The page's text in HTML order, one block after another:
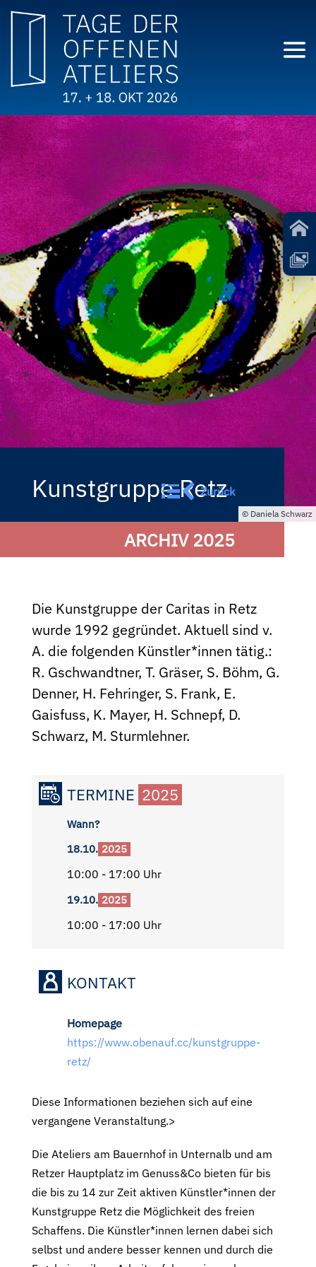
Kunstgruppe Retz
Zurück
ARCHIV 2025
Daniela Schwarz
Die Kunstgruppe der Caritas in Retz
wurde 1992 gegründet. Aktuell sind v.
A. die folgenden Künstler*innen tätig.:
R. Gschwandtner, T. Gräser, S. Böhm, G.
Denner, H. Fehringer, S. Frank, E.
Gaisfuss, K. Mayer, H. Schnepf, D.
Schwarz, M. Sturmlehner.
TERMINE 2025
Wann?
18.10. 2025
10:00 - 17:00 Uhr
19.10. 2025
10:00 - 17:00 Uhr
KONTAKT
Homepage
https://www.obenauf.cc/kunstgruppe-
retz/
Diese Informationen beziehen sich auf eine
vergangene Veranstaltung.>
Die Ateliers am Bauernhof in Unternalb und am
Retzer Hauptplatz im Genuss&Co bieten für bis
die bis zu 14 zur Zeit aktiven Künstler*innen der
Kunstgruppe Retz die Möglichkeit des freien
Schaffens. Die Künstler*innen lernen dabei sich
selbst und andere besser kennen und durch die